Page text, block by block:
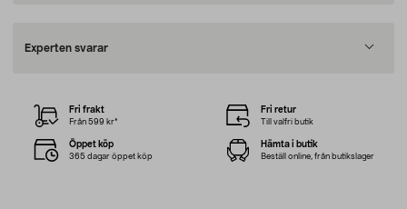
Experten svarar
Fri frakt
Från 599 kr*
Fri retur
Till valfri butik
Öppet köp
365 dagar öppet köp
Hämta i butik
Beställ online, från butikslager